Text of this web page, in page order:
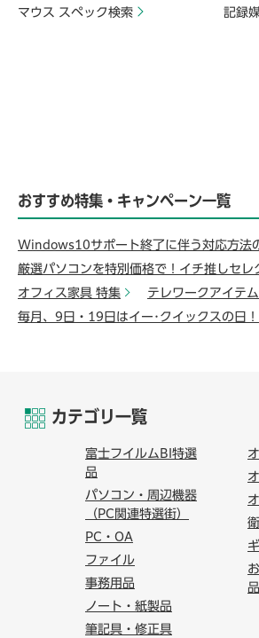
マウス スペック検索 記録
おすすめ特集・キャンペーン一覧
Windows10サポート終了に伴う対応方法
厳選パソコンを特別価格で！イチ推しセレ
オフィス家具 特集
テレワークアイテ
毎月、9日・19日はイー･クイックスの日！
カテゴリ一覧
富士フイルムBI特選
品
パソコン・周辺機器
（PC関連特選街）
PC・OA
ファイル
事務用品
ノート・紙製品
筆記具・修正具
品